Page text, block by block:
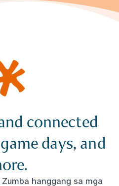
connected
days, and
hanggang sa mga